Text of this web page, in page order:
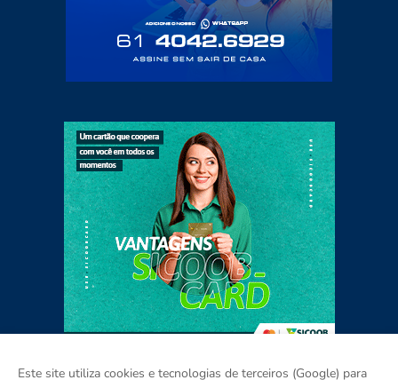
Este site utiliza cookies e tecnologias de terceiros (Google) para